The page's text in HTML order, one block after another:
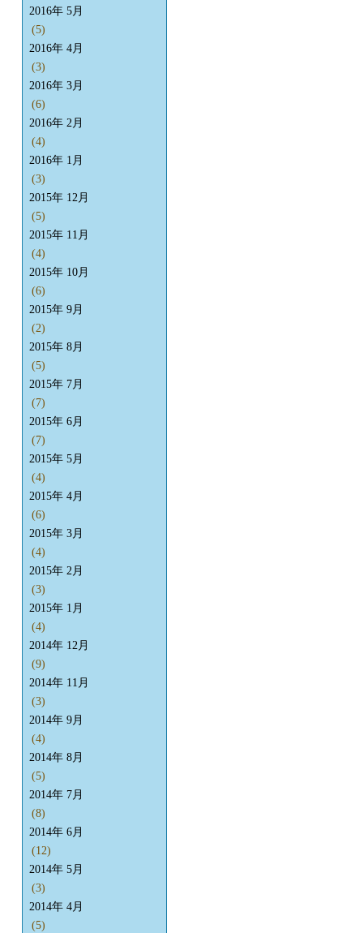
2016年 5月
(5)
2016年 4月
(3)
2016年 3月
(6)
2016年 2月
(4)
2016年 1月
(3)
2015年 12月
(5)
2015年 11月
(4)
2015年 10月
(6)
2015年 9月
(2)
2015年 8月
(5)
2015年 7月
(7)
2015年 6月
(7)
2015年 5月
(4)
2015年 4月
(6)
2015年 3月
(4)
2015年 2月
(3)
2015年 1月
(4)
2014年 12月
(9)
2014年 11月
(3)
2014年 9月
(4)
2014年 8月
(5)
2014年 7月
(8)
2014年 6月
(12)
2014年 5月
(3)
2014年 4月
(5)